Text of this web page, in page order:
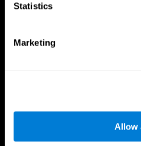
Statistics
Marketing
Allow